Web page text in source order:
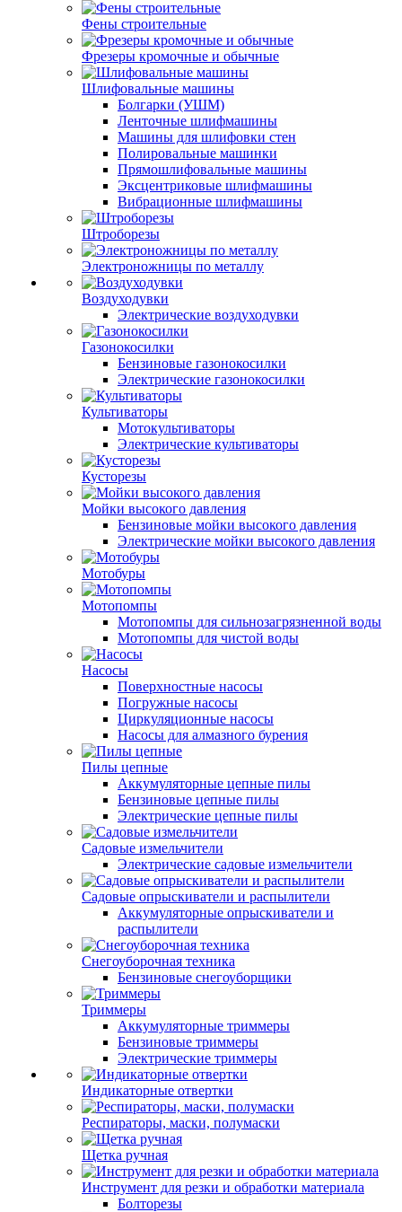
Фены строительные
Фрезеры кромочные и обычные
Шлифовальные машины
Болгарки (УШМ)
Ленточные шлифмашины
Машины для шлифовки стен
Полировальные машинки
Прямошлифовальные машины
Эксцентриковые шлифмашины
Вибрационные шлифмашины
Штроборезы
Электроножницы по металлу
Воздуходувки
Электрические воздуходувки
Газонокосилки
Бензиновые газонокосилки
Электрические газонокосилки
Культиваторы
Мотокультиваторы
Электрические культиваторы
Кусторезы
Мойки высокого давления
Бензиновые мойки высокого давления
Электрические мойки высокого давления
Мотобуры
Мотопомпы
Мотопомпы для сильнозагрязненной воды
Мотопомпы для чистой воды
Насосы
Поверхностные насосы
Погружные насосы
Циркуляционные насосы
Насосы для алмазного бурения
Пилы цепные
Аккумуляторные цепные пилы
Бензиновые цепные пилы
Электрические цепные пилы
Садовые измельчители
Электрические садовые измельчители
Садовые опрыскиватели и распылители
Аккумуляторные опрыскиватели и
распылители
Снегоуборочная техника
Бензиновые снегоуборщики
Триммеры
Аккумуляторные триммеры
Бензиновые триммеры
Электрические триммеры
Индикаторные отвертки
Респираторы, маски, полумаски
Щетка ручная
Инструмент для резки и обработки материала
Болторезы